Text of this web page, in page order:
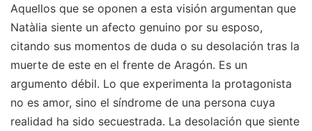
Aquellos que se oponen a esta visión argumentan que
Natàlia siente un afecto genuino por su esposo,
citando sus momentos de duda o su desolación tras la
muerte de este en el frente de Aragón. Es un
argumento débil. Lo que experimenta la protagonista
no es amor, sino el síndrome de una persona cuya
realidad ha sido secuestrada. La desolación que siente